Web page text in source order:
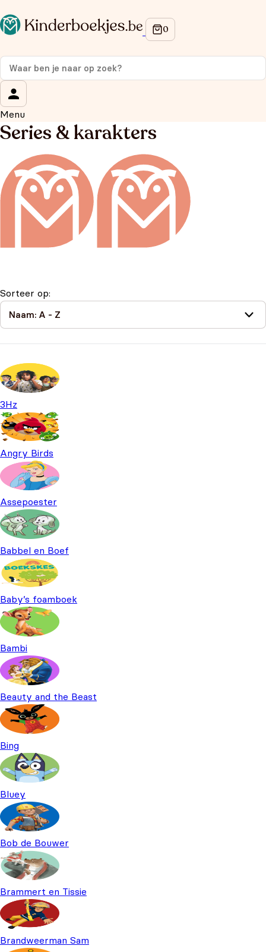
Menu
Series & karakters
Sorteer op:
3Hz
Angry Birds
Assepoester
Babbel en Boef
Baby’s foamboek
Bambi
Beauty and the Beast
Bing
Bluey
Bob de Bouwer
Brammert en Tissie
Brandweerman Sam